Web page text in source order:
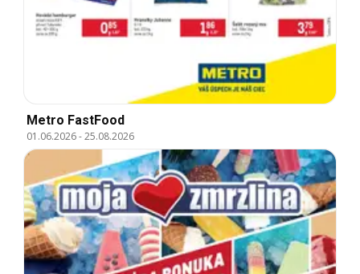
Metro FastFood
01.06.2026-25.08.2026